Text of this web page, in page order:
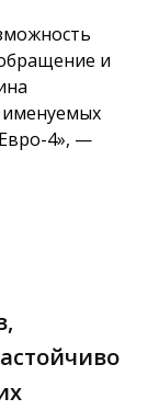
и
именуемых
4», —